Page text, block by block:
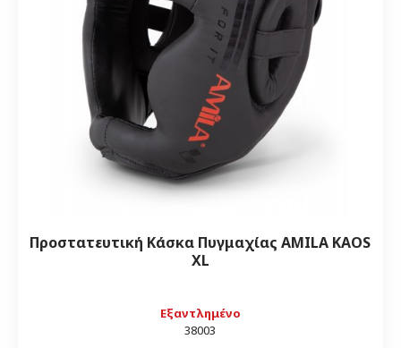
Εξαντλημένο
38003
Προστατευτική Κάσκα Πυγμαχίας AMILA KAOS
XL